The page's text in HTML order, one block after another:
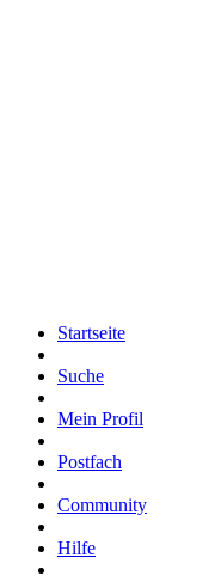
Startseite
Suche
Mein Profil
Postfach
Community
Hilfe